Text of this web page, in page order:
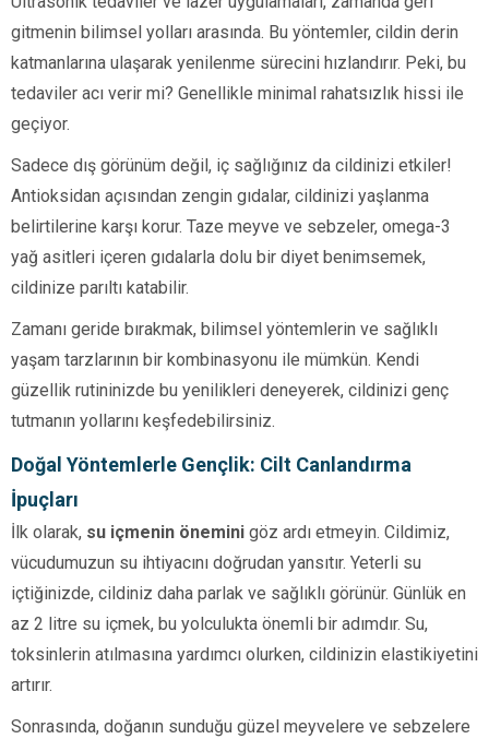
gitmenin bilimsel yolları arasında. Bu yöntemler, cildin derin
katmanlarına ulaşarak yenilenme sürecini hızlandırır. Peki, bu
tedaviler acı verir mi? Genellikle minimal rahatsızlık hissi ile
geçiyor.
Sadece dış görünüm değil, iç sağlığınız da cildinizi etkiler!
Antioksidan açısından zengin gıdalar, cildinizi yaşlanma
belirtilerine karşı korur. Taze meyve ve sebzeler, omega-3
yağ asitleri içeren gıdalarla dolu bir diyet benimsemek,
cildinize parıltı katabilir.
Zamanı geride bırakmak, bilimsel yöntemlerin ve sağlıklı
yaşam tarzlarının bir kombinasyonu ile mümkün. Kendi
güzellik rutininizde bu yenilikleri deneyerek, cildinizi genç
tutmanın yollarını keşfedebilirsiniz.
Doğal Yöntemlerle Gençlik: Cilt Canlandırma
İpuçları
İlk olarak, su içmenin önemini göz ardı etmeyin. Cildimiz,
vücudumuzun su ihtiyacını doğrudan yansıtır. Yeterli su
içtiğinizde, cildiniz daha parlak ve sağlıklı görünür. Günlük en
az 2 litre su içmek, bu yolculukta önemli bir adımdır. Su,
toksinlerin atılmasına yardımcı olurken, cildinizin elastikiyetini
artırır.
Sonrasında, doğanın sunduğu güzel meyvelere ve sebzelere